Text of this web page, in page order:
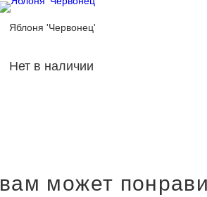
Яблоня 'Червонец'
Нет в наличии
вам может